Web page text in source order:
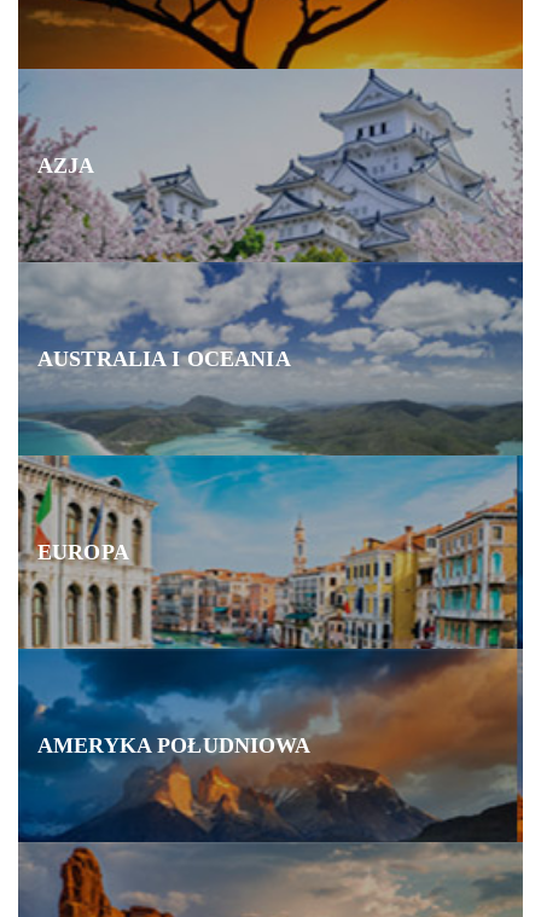
AZJA
AUSTRALIA I OCEANIA
EUROPA
AMERYKA POŁUDNIOWA